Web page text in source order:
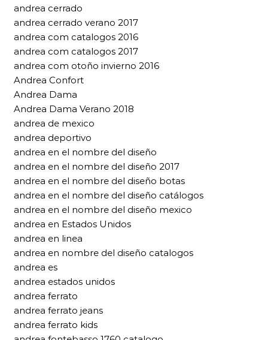
andrea cerrado
andrea cerrado verano 2017
andrea com catalogos 2016
andrea com catalogos 2017
andrea com otoño invierno 2016
Andrea Confort
Andrea Dama
Andrea Dama Verano 2018
andrea de mexico
andrea deportivo
andrea en el nombre del diseño
andrea en el nombre del diseño 2017
andrea en el nombre del diseño botas
andrea en el nombre del diseño catálogos
andrea en el nombre del diseño mexico
andrea en Estados Unidos
andrea en linea
andrea en nombre del diseño catalogos
andrea es
andrea estados unidos
andrea ferrato
andrea ferrato jeans
andrea ferrato kids